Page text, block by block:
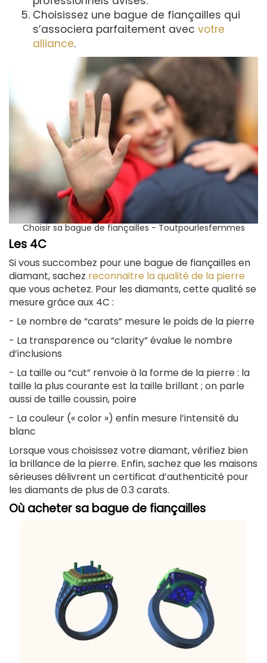
Choisissez une bague de fiançailles qui
s’associera parfaitement avec votre
alliance.
Choisir sa bague de fiançailles - Toutpourlesfemmes
Les 4C
Si vous succombez pour une bague de fiançailles en
diamant, sachez reconnaitre la qualité de la pierre
que vous achetez. Pour les diamants, cette qualité se
mesure grâce aux 4C :
- Le nombre de “carats” mesure le poids de la pierre
- La transparence ou “clarity” évalue le nombre
d’inclusions
- La taille ou “cut” renvoie à la forme de la pierre : la
taille la plus courante est la taille brillant ; on parle
aussi de taille coussin, poire
- La couleur (« color ») enfin mesure l’intensité du
blanc
Lorsque vous choisissez votre diamant, vérifiez bien
la brillance de la pierre. Enfin, sachez que les maisons
sérieuses délivrent un certificat d’authenticité pour
les diamants de plus de 0.3 carats.
Où acheter sa bague de fiançailles